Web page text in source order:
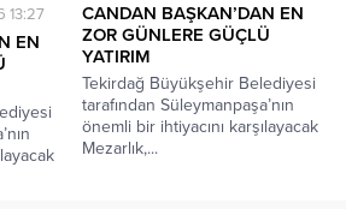
13:27
EN
CANDAN BAŞKAN’DAN EN
ZOR GÜNLERE GÜÇLÜ
YATIRIM
Tekirdağ Büyükşehir Belediyesi
tarafından Süleymanpaşa’nın
önemli bir ihtiyacını karşılayacak
Mezarlık,...